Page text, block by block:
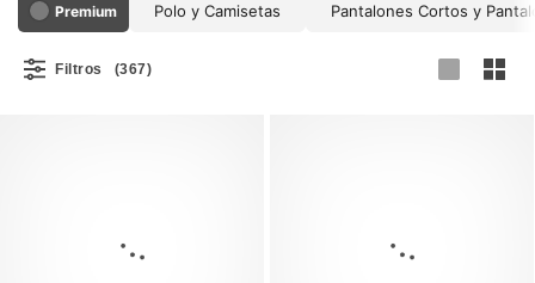
Premium Polo y Camisetas Pantalones Cortos y
Filtros (367)